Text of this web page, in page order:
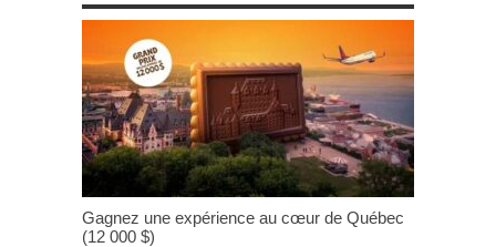
Gagnez une expérience au cœur de Québec
(12 000 $)